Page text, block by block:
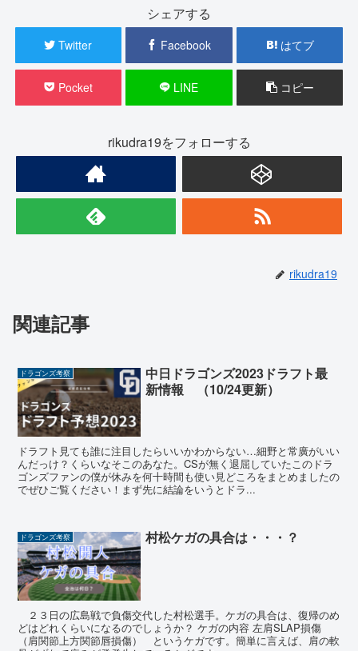
シェアする
Twitter Facebook はてブ
Pocket LINE コピー
rikudra19をフォローする
rikudra19
関連記事
ドラゴンズ考察
中日ドラゴンズ2023ドラフト最
新情報 （10/24更新）
ドラフト見ても誰に注目したらいいかわからない…細野と常廣がいい
んだっけ？くらいなそこのあなた。CSが無く退屈していたこのドラ
ゴンズファンの僕が休みを何十時間も使い見どころをまとめましたの
でぜひご覧ください！まず先に結論をいうとドラ...
ドラゴンズ考察 村松ケガの具合は・・・？
２３日の広島戦で負傷交代した村松選手。ケガの具合は、復帰のめ
どはどれくらいになるのでしょうか？ ケガの内容 左肩SLAP損傷
（肩関節上方関節唇損傷） というケガです。簡単に言えば、肩の軟